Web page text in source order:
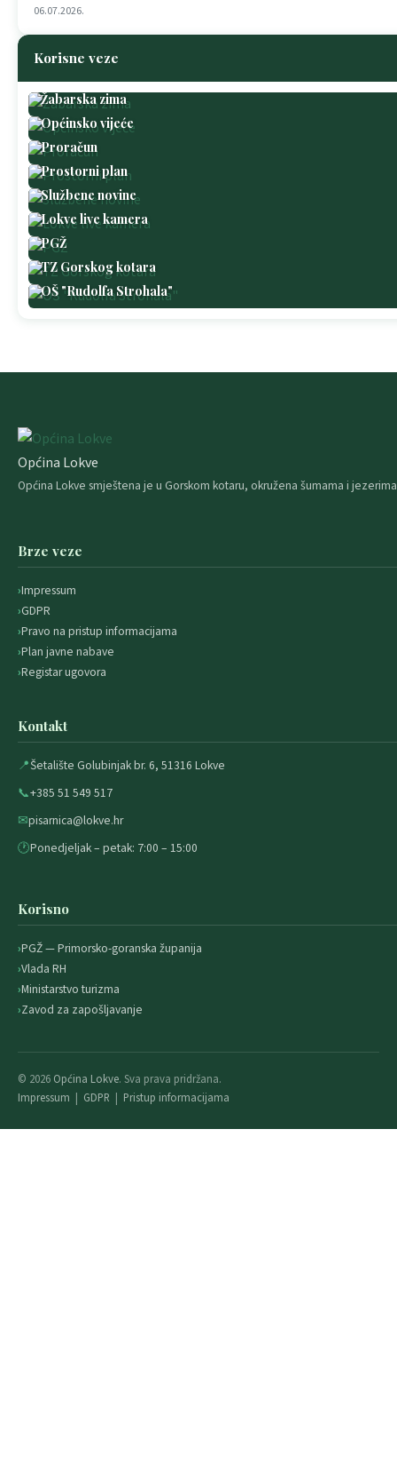
06.07.2026.
Korisne veze
Žabarska zima
Općinsko vijeće
Proračun
Prostorni plan
Službene novine
Lokve live kamera
PGŽ
TZ Gorskog kotara
OŠ "Rudolfa Strohala"
Općina Lokve
Općina Lokve smještena je u Gorskom kotaru, okružena šumama i
Brze veze
Impressum
GDPR
Pravo na pristup informacijama
Plan javne nabave
Registar ugovora
Kontakt
📍Šetalište Golubinjak br. 6, 51316 Lokve
📞+385 51 549 517
✉pisarnica@lokve.hr
🕐Ponedjeljak – petak: 7:00 – 15:00
Korisno
PGŽ — Primorsko-goranska županija
Vlada RH
Ministarstvo turizma
Zavod za zapošljavanje
© 2026 Općina Lokve. Sva prava pridržana.
Impressum | GDPR | Pristup informacijama